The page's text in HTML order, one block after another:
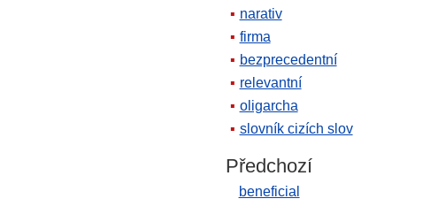
narativ
firma
bezprecedentní
relevantní
oligarcha
slovník cizích slov
Předchozí
beneficial